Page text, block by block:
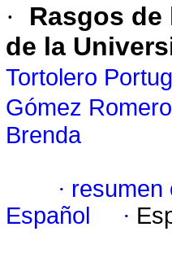
·
Rasgos
de la
Tortolero
Gómez
Brenda
· resumen
Español
·